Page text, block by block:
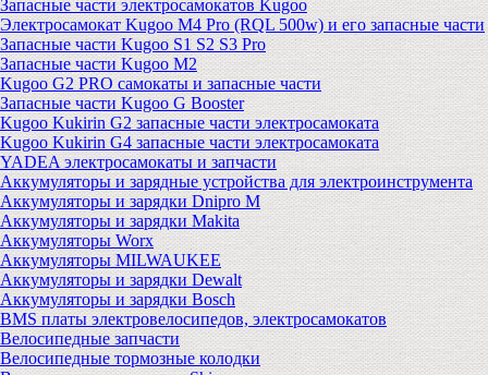
Запасные части электросамокатов Kugoo
Электросамокат Kugoo M4 Pro (RQL 500w) и его запасные части
Запасные части Kugoo S1 S2 S3 Pro
Запасные части Kugoo M2
Kugoo G2 PRO самокаты и запасные части
Запасные части Kugoo G Booster
Kugoo Kukirin G2 запасные части электросамоката
Kugoo Kukirin G4 запасные части электросамоката
YADEA электросамокаты и запчасти
Аккумуляторы и зарядные устройства для электроинструмента
Аккумуляторы и зарядки Dnipro M
Аккумуляторы и зарядки Makita
Аккумуляторы Worx
Аккумуляторы MILWAUKEE
Аккумуляторы и зарядки Dewalt
Аккумуляторы и зарядки Bosch
BMS платы электровелосипедов, электросамокатов
Велосипедные запчасти
Велосипедные тормозные колодки